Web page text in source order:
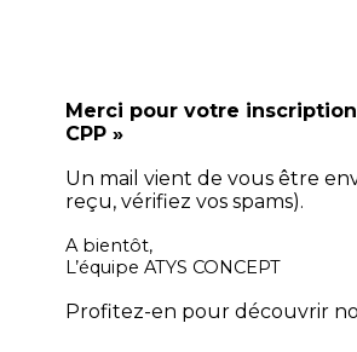
Merci pour votre
CPP »
Un mail vient de vous être
reçu, vérifiez vos spams).
A bientôt,
L’équipe ATYS CONCEPT
Profitez-en pour découvrir